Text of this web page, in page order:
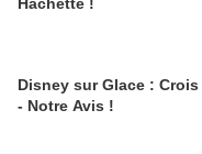
Disney sur Glace :
- Notre Avis !